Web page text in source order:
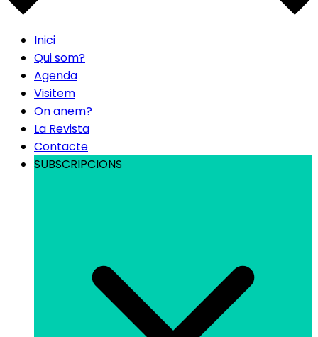
Inici
Qui som?
Agenda
Visitem
On anem?
La Revista
Contacte
SUBSCRIPCIONS